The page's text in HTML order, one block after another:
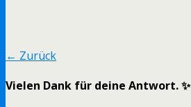
← Zurück
Vielen Dank für deine Antwort. ✨